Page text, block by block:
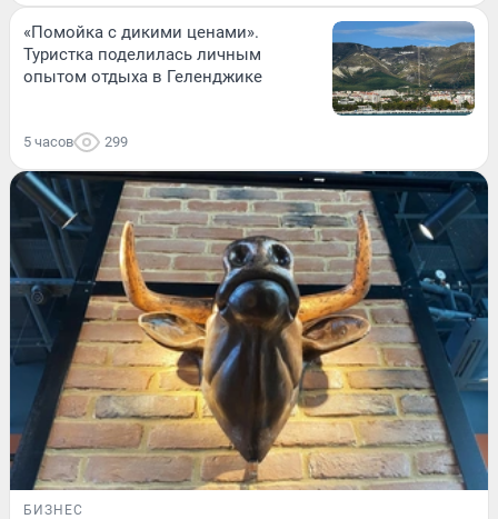
«Помойка с дикими ценами».
Туристка поделилась личным
опытом отдыха в Геленджике
5 часов 299
БИЗНЕС